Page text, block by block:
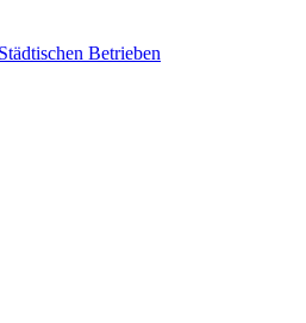
Betrieben